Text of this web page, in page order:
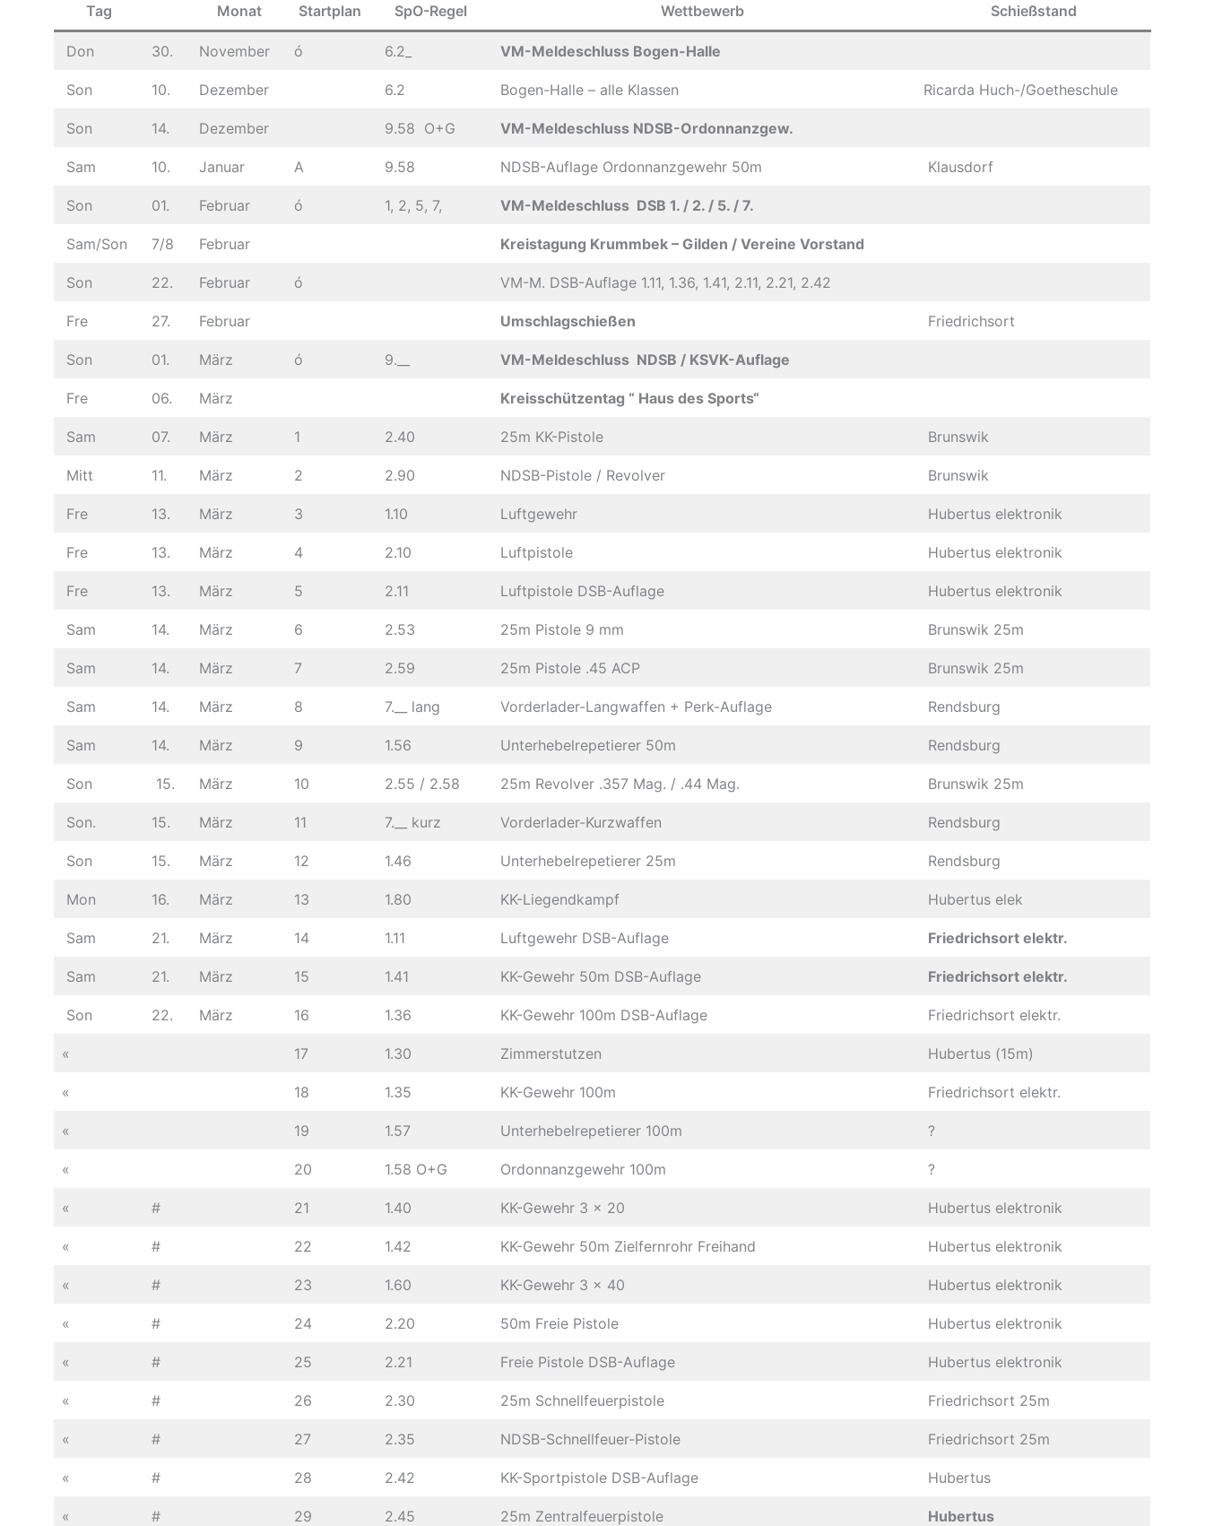
Tag Monat Startplan SpO-Regel Wettbewerb Schießstand
Don 30. November ó 6.2_ VM-Meldeschluss Bogen-Halle
Son 10. Dezember 6.2 Bogen-Halle – alle Klassen Ricarda Huch-/Goetheschule
Son 14. Dezember 9.58 O+G VM-Meldeschluss NDSB-Ordonnanzgew.
Sam 10. Januar A 9.58 NDSB-Auflage Ordonnanzgewehr 50m Klausdorf
Son 01. Februar ó 1, 2, 5, 7, VM-Meldeschluss DSB 1. / 2. / 5. / 7.
Sam/Son 7/8 Februar Kreistagung Krummbek – Gilden / Vereine Vorstand
Son 22. Februar ó VM-M. DSB-Auflage 1.11, 1.36, 1.41, 2.11, 2.21, 2.42
Fre 27. Februar Umschlagschießen Friedrichsort
Son 01. März ó 9.__ VM-Meldeschluss NDSB / KSVK-Auflage
Fre 06. März Kreisschützentag “ Haus des Sports“
Sam 07. März 1 2.40 25m KK-Pistole Brunswik
Mitt 11. März 2 2.90 NDSB-Pistole / Revolver Brunswik
Fre 13. März 3 1.10 Luftgewehr Hubertus elektronik
Fre 13. März 4 2.10 Luftpistole Hubertus elektronik
Fre 13. März 5 2.11 Luftpistole DSB-Auflage Hubertus elektronik
Sam 14. März 6 2.53 25m Pistole 9 mm Brunswik 25m
Sam 14. März 7 2.59 25m Pistole .45 ACP Brunswik 25m
Sam 14. März 8 7.__ lang Vorderlader-Langwaffen + Perk-Auflage Rendsburg
Sam 14. März 9 1.56 Unterhebelrepetierer 50m Rendsburg
Son 15. März 10 2.55 / 2.58 25m Revolver .357 Mag. / .44 Mag. Brunswik 25m
Son. 15. März 11 7.__ kurz Vorderlader-Kurzwaffen Rendsburg
Son 15. März 12 1.46 Unterhebelrepetierer 25m Rendsburg
Mon 16. März 13 1.80 KK-Liegendkampf Hubertus elek
Sam 21. März 14 1.11 Luftgewehr DSB-Auflage Friedrichsort elektr.
Sam 21. März 15 1.41 KK-Gewehr 50m DSB-Auflage Friedrichsort elektr.
Son 22. März 16 1.36 KK-Gewehr 100m DSB-Auflage Friedrichsort elektr.
« 17 1.30 Zimmerstutzen Hubertus (15m)
« 18 1.35 KK-Gewehr 100m Friedrichsort elektr.
« 19 1.57 Unterhebelrepetierer 100m ?
« 20 1.58 O+G Ordonnanzgewehr 100m ?
« # 21 1.40 KK-Gewehr 3 x 20 Hubertus elektronik
« # 22 1.42 KK-Gewehr 50m Zielfernrohr Freihand Hubertus elektronik
« # 23 1.60 KK-Gewehr 3 x 40 Hubertus elektronik
« # 24 2.20 50m Freie Pistole Hubertus elektronik
« # 25 2.21 Freie Pistole DSB-Auflage Hubertus elektronik
« # 26 2.30 25m Schnellfeuerpistole Friedrichsort 25m
« # 27 2.35 NDSB-Schnellfeuer-Pistole Friedrichsort 25m
« # 28 2.42 KK-Sportpistole DSB-Auflage Hubertus
« # 29 2.45 25m Zentralfeuerpistole Hubertus